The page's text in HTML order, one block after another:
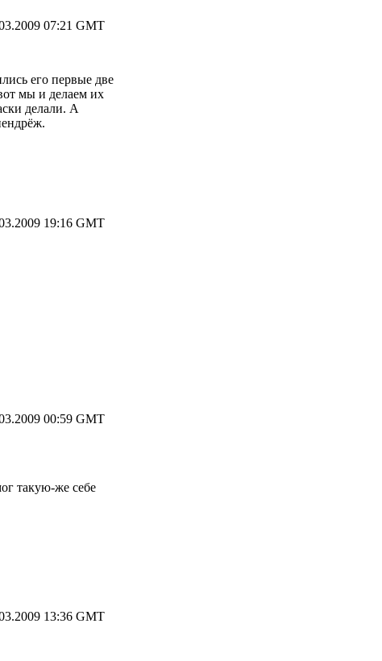
07:21 GMT
его первые две
мы и делаем их
делали. А
19:16 GMT
00:59 GMT
такую-же себе
13:36 GMT